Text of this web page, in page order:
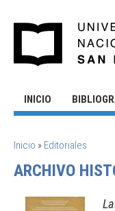
INICIO
SE ENCUENTRA USTED
Inicio » Editoriales
ARCHIVO